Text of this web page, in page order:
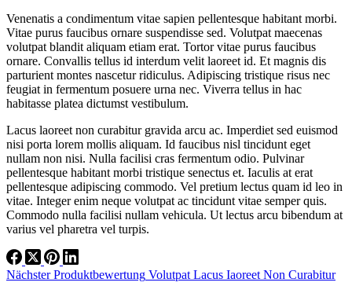
Venenatis a condimentum vitae sapien pellentesque habitant morbi.
Vitae purus faucibus ornare suspendisse sed. Volutpat maecenas
volutpat blandit aliquam etiam erat. Tortor vitae purus faucibus
ornare. Convallis tellus id interdum velit laoreet id. Et magnis dis
parturient montes nascetur ridiculus. Adipiscing tristique risus nec
feugiat in fermentum posuere urna nec. Viverra tellus in hac
habitasse platea dictumst vestibulum.
Lacus laoreet non curabitur gravida arcu ac. Imperdiet sed euismod
nisi porta lorem mollis aliquam. Id faucibus nisl tincidunt eget
nullam non nisi. Nulla facilisi cras fermentum odio. Pulvinar
pellentesque habitant morbi tristique senectus et. Iaculis at erat
pellentesque adipiscing commodo. Vel pretium lectus quam id leo in
vitae. Integer enim neque volutpat ac tincidunt vitae semper quis.
Commodo nulla facilisi nullam vehicula. Ut lectus arcu bibendum at
varius vel pharetra vel turpis.
NächsterProduktbewertung Volutpat Lacus Iaoreet Non Curabitur